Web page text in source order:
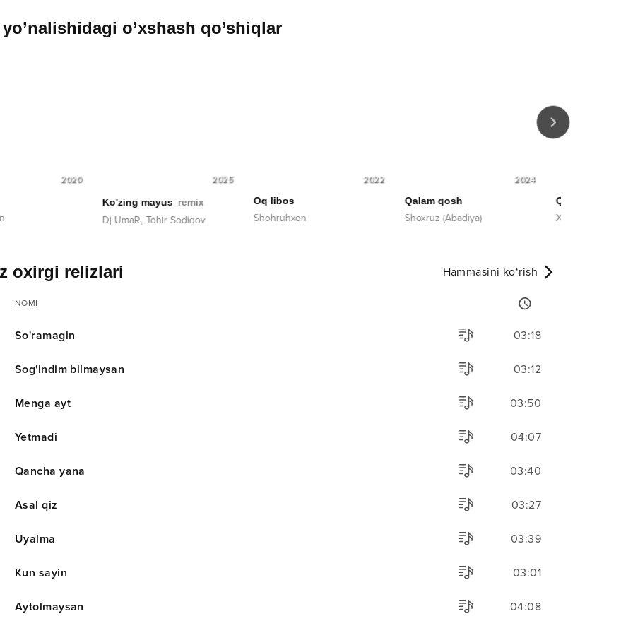
yo’nalishidagi o’xshash qo’shiqlar
mayus Oq libos
Shohruhxon
Qalam qosh
Shoxruz (Abadiya)
Qiz bor
Xurshid Rasulov
oxirgi relizlari Hammasini ko‘rish
NOMI
So'ramagin 03:18
Sog'indim bilmaysan 03:12
Menga ayt 03:50
Yetmadi 04:07
Qancha yana 03:40
Asal qiz 03:27
Uyalma 03:39
Kun sayin 03:01
Aytolmaysan 04:08